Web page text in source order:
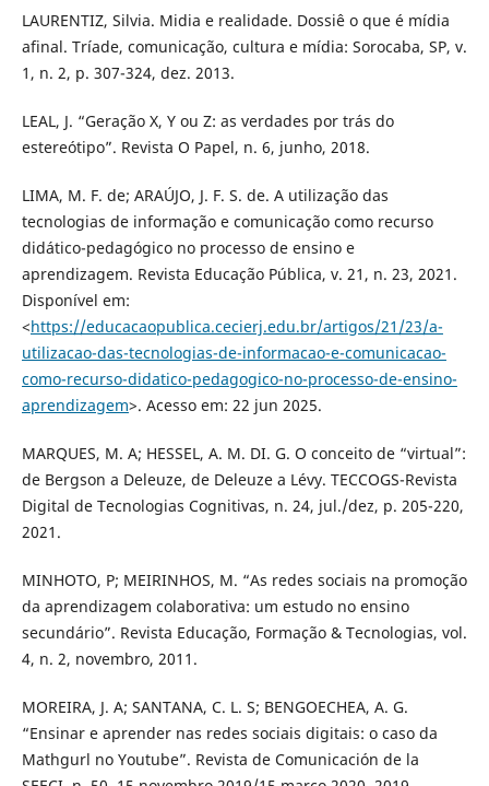
LAURENTIZ, Silvia. Midia e realidade. Dossiê o que é mídia
afinal. Tríade, comunicação, cultura e mídia: Sorocaba, SP, v.
1, n. 2, p. 307-324, dez. 2013.
LEAL, J. “Geração X, Y ou Z: as verdades por trás do
estereótipo”. Revista O Papel, n. 6, junho, 2018.
LIMA, M. F. de; ARAÚJO, J. F. S. de. A utilização das
tecnologias de informação e comunicação como recurso
didático-pedagógico no processo de ensino e
aprendizagem. Revista Educação Pública, v. 21, n. 23, 2021.
Disponível em:
<https://educacaopublica.cecierj.edu.br/artigos/21/23/a-
utilizacao-das-tecnologias-de-informacao-e-comunicacao-
como-recurso-didatico-pedagogico-no-processo-de-ensino-
aprendizagem>. Acesso em: 22 jun 2025.
MARQUES, M. A; HESSEL, A. M. DI. G. O conceito de “virtual”:
de Bergson a Deleuze, de Deleuze a Lévy. TECCOGS-Revista
Digital de Tecnologias Cognitivas, n. 24, jul./dez, p. 205-220,
2021.
MINHOTO, P; MEIRINHOS, M. “As redes sociais na promoção
da aprendizagem colaborativa: um estudo no ensino
secundário”. Revista Educação, Formação & Tecnologias, vol.
4, n. 2, novembro, 2011.
MOREIRA, J. A; SANTANA, C. L. S; BENGOECHEA, A. G.
“Ensinar e aprender nas redes sociais digitais: o caso da
Mathgurl no Youtube”. Revista de Comunicación de la